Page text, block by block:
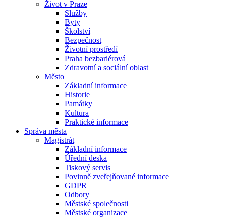
Život v Praze
Služby
Byty
Školství
Bezpečnost
Životní prostředí
Praha bezbariérová
Zdravotní a sociální oblast
Město
Základní informace
Historie
Památky
Kultura
Praktické informace
Správa města
Magistrát
Základní informace
Úřední deska
Tiskový servis
Povinně zveřejňované informace
GDPR
Odbory
Městské společnosti
Městské organizace